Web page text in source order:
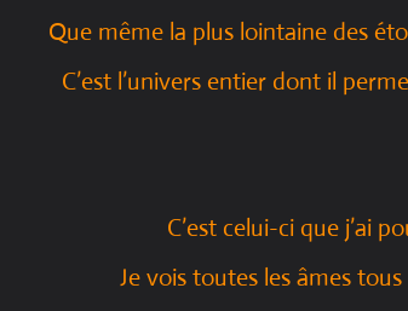
Que même la plus lointaine des
C’est l’univers entier dont il
C’est celui-ci que j’ai
Je vois toutes les âmes